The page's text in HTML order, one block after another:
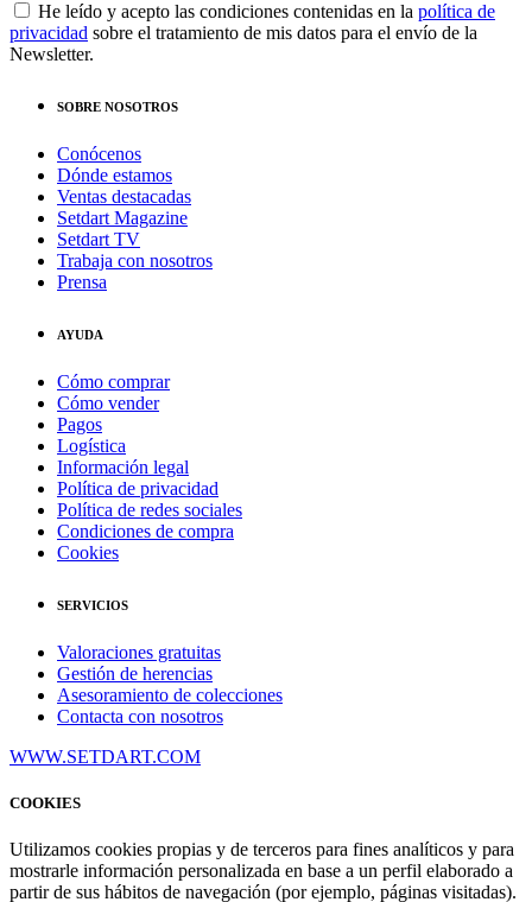
He leído y acepto las condiciones contenidas en la política de
privacidad sobre el tratamiento de mis datos para el envío de la
Newsletter.
SOBRE NOSOTROS
Conócenos
Dónde estamos
Ventas destacadas
Setdart Magazine
Setdart TV
Trabaja con nosotros
Prensa
AYUDA
Cómo comprar
Cómo vender
Pagos
Logística
Información legal
Política de privacidad
Política de redes sociales
Condiciones de compra
Cookies
SERVICIOS
Valoraciones gratuitas
Gestión de herencias
Asesoramiento de colecciones
Contacta con nosotros
WWW.SETDART.COM
COOKIES
Utilizamos cookies propias y de terceros para fines analíticos y para
mostrarle información personalizada en base a un perfil elaborado a
partir de sus hábitos de navegación (por ejemplo, páginas visitadas).